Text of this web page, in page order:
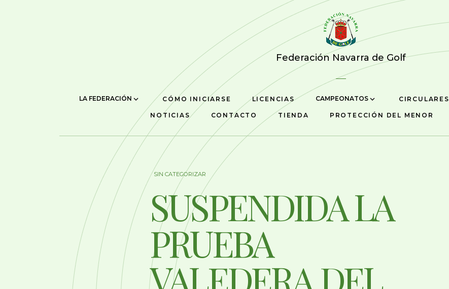
Federación Navarra de Golf
LA FEDERACIÓN CÓMO INICIARSE LICENCIAS CAMPEONATOS CIRCULARES
NOTICIAS CONTACTO TIENDA PROTECCIÓN DEL MENOR
SIN CATEGORIZAR
SUSPENDIDA LA
PRUEBA
VALEDERA DEL